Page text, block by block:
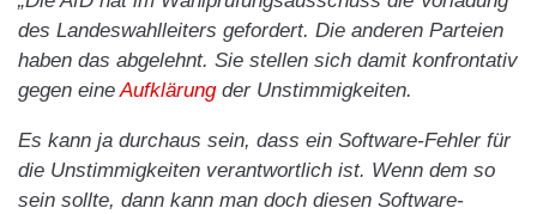
des Landeswahlleiters gefordert. Die anderen Parteien
haben das abgelehnt. Sie stellen sich damit konfrontativ
gegen eineAufklärungder Unstimmigkeiten.
Es kann ja durchaus sein, dass ein Software-Fehler für
die Unstimmigkeiten verantwortlich ist. Wenn dem so
sein sollte, dann kann man doch diesen Software-